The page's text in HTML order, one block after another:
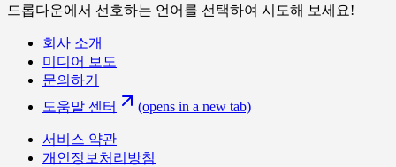
드롭다운에서 선호하는 언어를 선택하여 시도해 보세요!
회사 소개
미디어 보도
문의하기
도움말 센터
(opens in a new tab)
서비스 약관
개인정보처리방침